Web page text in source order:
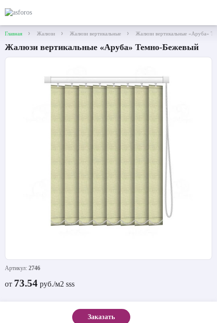
Главная Жалюзи Жалюзи вертикальные Жалюзи вертикальные «Аруба»
Жалюзи вертикальные «Аруба» Темно-Бежевый
Артикул: 2746
от 73.54 руб./м2 sss
Заказать